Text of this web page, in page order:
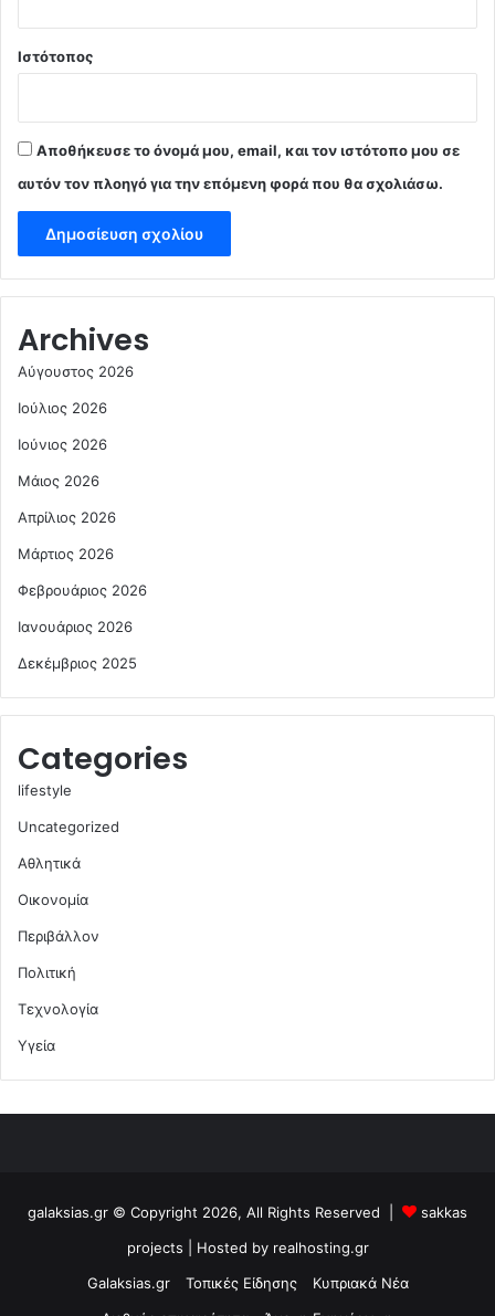
Ιστότοπος
Αποθήκευσε το όνομά μου, email, και τον ιστότοπο μου σε
αυτόν τον πλοηγό για την επόμενη φορά που θα σχολιάσω.
Archives
Αύγουστος 2026
Ιούλιος 2026
Ιούνιος 2026
Μάιος 2026
Απρίλιος 2026
Μάρτιος 2026
Φεβρουάριος 2026
Ιανουάριος 2026
Δεκέμβριος 2025
Categories
lifestyle
Uncategorized
Αθλητικά
Οικονομία
Περιβάλλον
Πολιτική
Τεχνολογία
Υγεία
galaksias.gr © Copyright 2026, All Rights Reserved |
sakkas
projects | Hosted by realhosting.gr
Galaksias.gr
Τοπικές Είδησης
Κυπριακά Νέα